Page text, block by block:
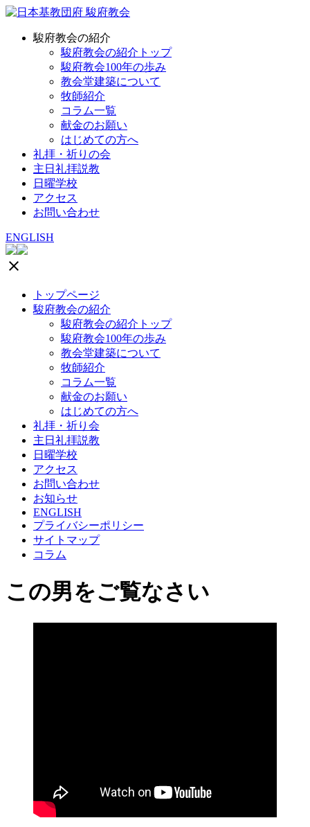
駿府教会の紹介
駿府教会の紹介トップ
駿府教会100年の歩み
教会堂建築について
牧師紹介
コラム一覧
献金のお願い
はじめての方へ
礼拝・祈りの会
主日礼拝説教
日曜学校
アクセス
お問い合わせ
ENGLISH
clear
トップページ
駿府教会の紹介
駿府教会の紹介トップ
駿府教会100年の歩み
教会堂建築について
牧師紹介
コラム一覧
献金のお願い
はじめての方へ
礼拝・祈り会
主日礼拝説教
日曜学校
アクセス
お問い合わせ
お知らせ
ENGLISH
プライバシーポリシー
サイトマップ
コラム
この男をご覧なさい